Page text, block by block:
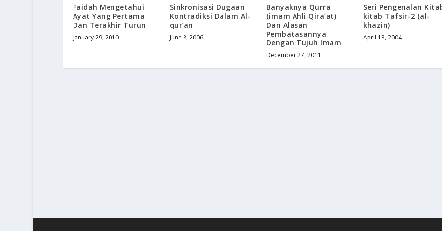
Faidah Mengetahui
Ayat Yang Pertama
Dan Terakhir Turun
January 29, 2010
Sinkronisasi Dugaan
Kontradiksi Dalam Al-
qur’an
June 8, 2006
Banyaknya Qurra’
(imam Ahli Qira’at)
Dan Alasan
Pembatasannya
Dengan Tujuh Imam
December 27, 2011
Seri Pengenalan
kitab Tafsir-2 (al-
khazin)
April 13, 2004